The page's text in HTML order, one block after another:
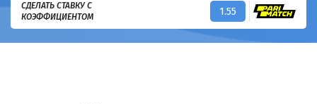
СДЕЛАТЬ СТАВКУ С
КОЭФФИЦИЕНТОМ
1.55